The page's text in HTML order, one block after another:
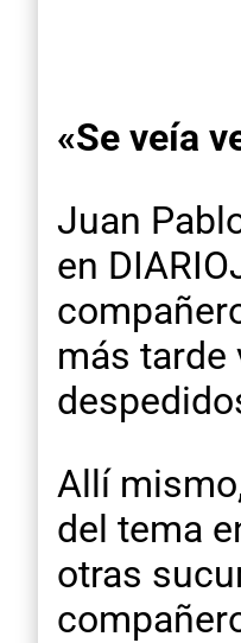
«Se veía
Juan
en
más tarde
Allí
del tema
otras